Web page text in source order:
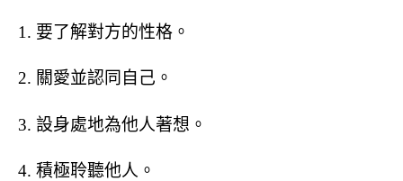
1. 要了解對方的性格。
2. 關愛並認同自己。
3. 設身處地為他人著想。
4. 積極聆聽他人。